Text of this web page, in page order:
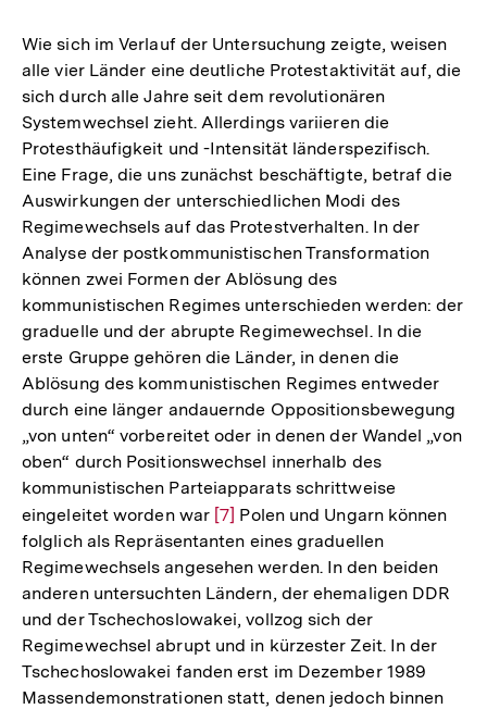
Wie sich im Verlauf der Untersuchung zeigte, weisen
alle vier Länder eine deutliche Protestaktivität auf, die
sich durch alle Jahre seit dem revolutionären
Systemwechsel zieht. Allerdings variieren die
Protesthäufigkeit und -Intensität länderspezifisch.
Eine Frage, die uns zunächst beschäftigte, betraf die
Auswirkungen der unterschiedlichen Modi des
Regimewechsels auf das Protestverhalten. In der
Analyse der postkommunistischen Transformation
können zwei Formen der Ablösung des
kommunistischen Regimes unterschieden werden: der
graduelle und der abrupte Regimewechsel. In die
erste Gruppe gehören die Länder, in denen die
Ablösung des kommunistischen Regimes entweder
durch eine länger andauernde Oppositionsbewegung
„von unten“ vorbereitet oder in denen der Wandel „von
oben“ durch Positionswechsel innerhalb des
kommunistischen Parteiapparats schrittweise
eingeleitet worden war Zur
Auflösung
der
Fußnote
[7] Polen und Ungarn können
folglich als Repräsentanten eines graduellen
Regimewechsels angesehen werden. In den beiden
anderen untersuchten Ländern, der ehemaligen DDR
und der Tschechoslowakei, vollzog sich der
Regimewechsel abrupt und in kürzester Zeit. In der
Tschechoslowakei fanden erst im Dezember 1989
Massendemonstrationen statt, denen jedoch binnen